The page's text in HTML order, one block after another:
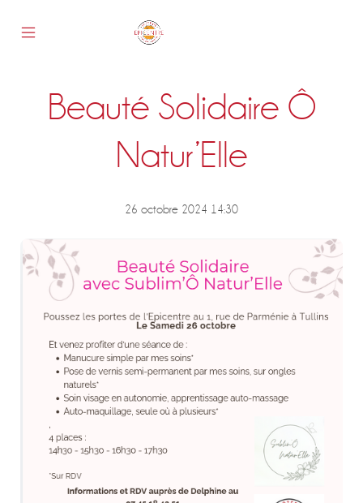
Beauté Solidaire Ô
Natur’Elle
26 octobre 2024 14:30